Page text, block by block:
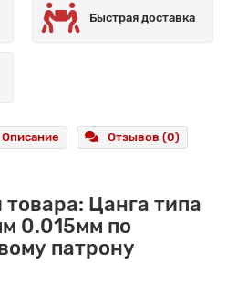
Быстрая доставка
Описание Отзывов (0)
Цанга типа
0.015мм по
патрону